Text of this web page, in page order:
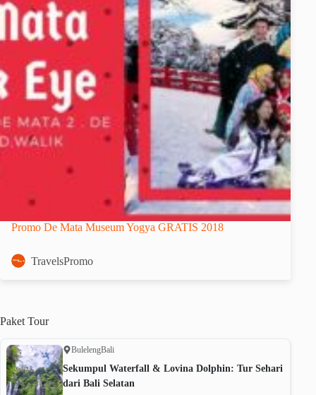
Promo De Mata Museum Yogya GRATIS 2018
TravelsPromo
Paket Tour
BulelengBali
Sekumpul Waterfall & Lovina Dolphin: Tur Sehari
dari Bali Selatan